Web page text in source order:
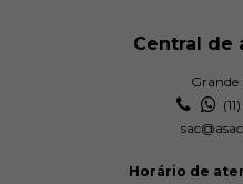
Central de
Grande
Horário de